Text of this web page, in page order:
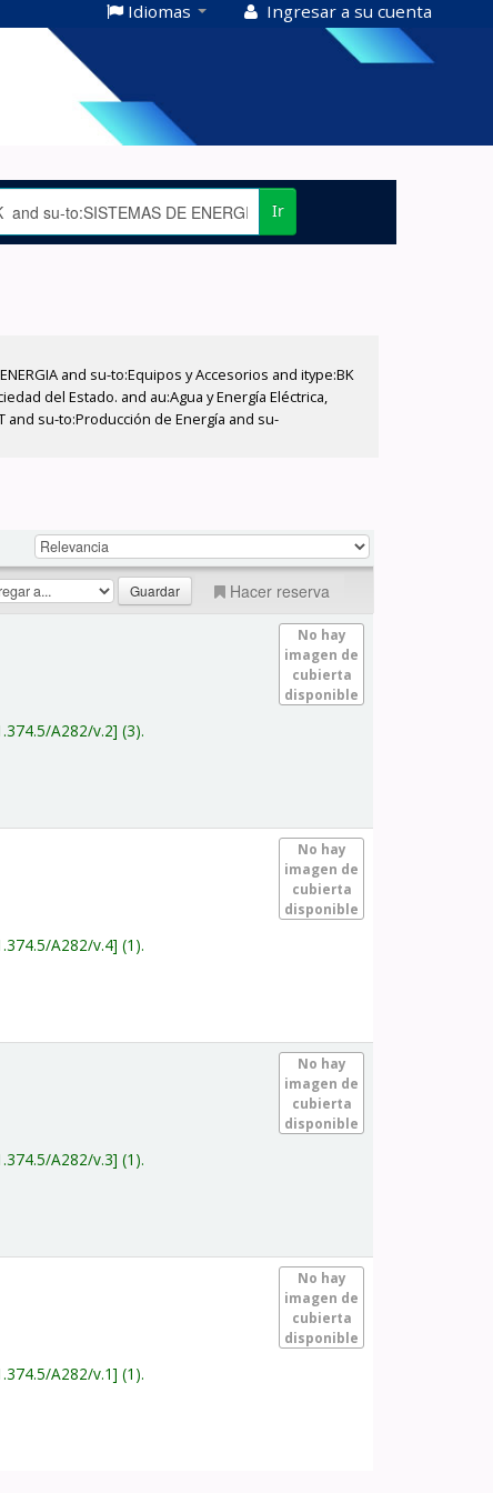
Idiomas Ingresar a su cuenta
Ir
and su-to:Equipos y Accesorios and itype:BK
del Estado. and au:Agua y Energía Eléctrica,
and su-to:Producción de Energía and su-
Hacer reserva
No hay
imagen de
cubierta
disponible
A282/v.2 (3).
No hay
imagen de
cubierta
disponible
A282/v.4 (1).
No hay
imagen de
cubierta
disponible
A282/v.3 (1).
No hay
imagen de
cubierta
disponible
A282/v.1 (1).